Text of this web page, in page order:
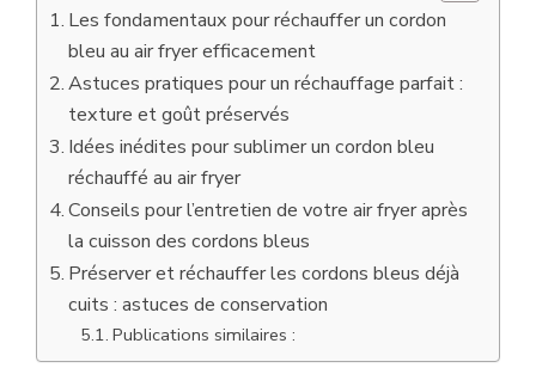
Les fondamentaux pour réchauffer un cordon
bleu au air fryer efficacement
Astuces pratiques pour un réchauffage parfait :
texture et goût préservés
Idées inédites pour sublimer un cordon bleu
réchauffé au air fryer
Conseils pour l’entretien de votre air fryer après
la cuisson des cordons bleus
Préserver et réchauffer les cordons bleus déjà
cuits : astuces de conservation
Publications similaires :